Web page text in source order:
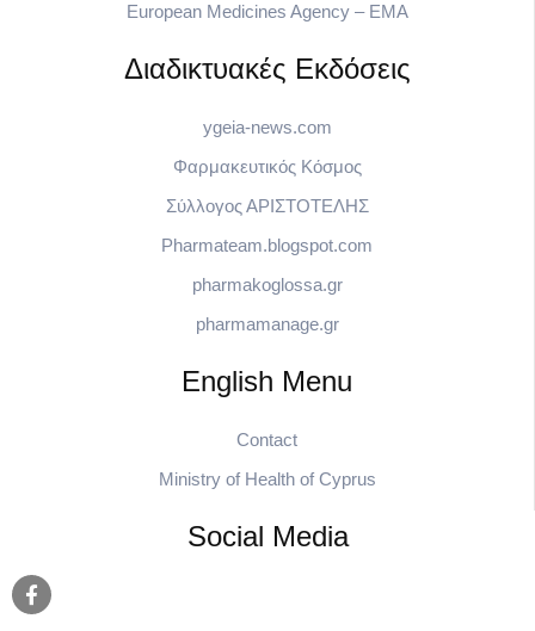
European Medicines Agency – EMA
Διαδικτυακές Εκδόσεις
ygeia-news.com
Φαρμακευτικός Κόσμος
Σύλλογος ΑΡΙΣΤΟΤΕΛΗΣ
Pharmateam.blogspot.com
pharmakoglossa.gr
pharmamanage.gr
English Menu
Contact
Ministry of Health of Cyprus
Social Media